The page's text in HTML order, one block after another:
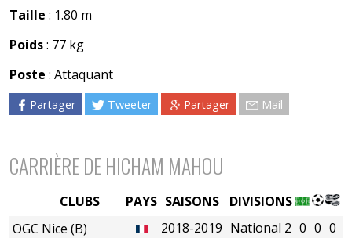
Taille : 1.80 m
Poids: 77 kg
Poste : Attaquant
Partager Tweeter Partager Mail
CARRIÈRE DE HICHAM MAHOU
PAYS SAISONS
DIVISIONS
2018-2019 National 2 0 0 0
CLUBS
OGC Nice (B)